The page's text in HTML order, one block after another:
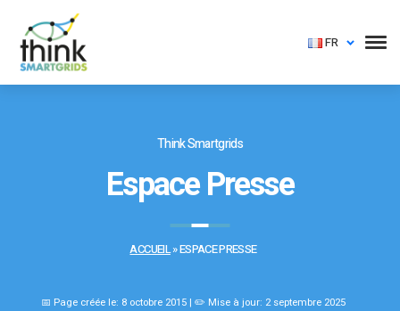
FR
Think Smartgrids
Espace Presse
ACCUEIL»ESPACE PRESSE
📅 Page créée le: 8 octobre 2015 | ✏️ Mise à jour: 2 septembre 2025